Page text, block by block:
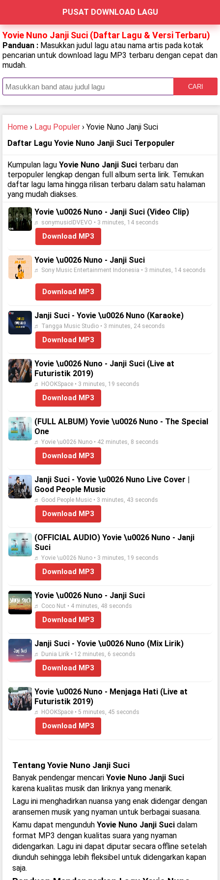
PUSAT DOWNLOAD LAGU
Yovie Nuno Janji Suci (Daftar Lagu & Versi Terbaru)
Panduan : Masukkan judul lagu atau nama artis pada kotak
pencarian untuk download lagu MP3 terbaru dengan cepat dan
mudah.
CARI
Home › Lagu Populer › Yovie Nuno Janji Suci
Daftar Lagu Yovie Nuno Janji Suci Terpopuler
Kumpulan lagu Yovie Nuno Janji Suci terbaru dan
terpopuler lengkap dengan full album serta lirik. Temukan
daftar lagu lama hingga rilisan terbaru dalam satu halaman
yang mudah diakses.
Yovie \u0026 Nuno - Janji Suci (Video Clip)
♬ sonymusicIDVEVO • 3 minutes, 14 seconds
Download MP3
Yovie \u0026 Nuno - Janji Suci
♬ Sony Music Entertainment Indonesia • 3 minutes, 14 seconds
Download MP3
Janji Suci - Yovie \u0026 Nuno (Karaoke)
♬ Tangga Music Studio • 3 minutes, 24 seconds
Download MP3
Yovie \u0026 Nuno - Janji Suci (Live at
Futuristik 2019)
♬ HOOKSpace • 3 minutes, 19 seconds
Download MP3
(FULL ALBUM) Yovie \u0026 Nuno - The Special
One
♬ Yovie \u0026 Nuno • 42 minutes, 8 seconds
Download MP3
Janji Suci - Yovie \u0026 Nuno Live Cover |
Good People Music
♬ Good People Music • 3 minutes, 43 seconds
Download MP3
(OFFICIAL AUDIO) Yovie \u0026 Nuno - Janji
Suci
♬ Yovie \u0026 Nuno • 3 minutes, 19 seconds
Download MP3
Yovie \u0026 Nuno - Janji Suci
♬ Coco Nut • 4 minutes, 48 seconds
Download MP3
Janji Suci - Yovie \u0026 Nuno (Mix Lirik)
♬ Dunia Lirik • 12 minutes, 6 seconds
Download MP3
Yovie \u0026 Nuno - Menjaga Hati (Live at
Futuristik 2019)
♬ HOOKSpace • 5 minutes, 45 seconds
Download MP3
Tentang Yovie Nuno Janji Suci
Banyak pendengar mencari Yovie Nuno Janji Suci
karena kualitas musik dan liriknya yang menarik.
Lagu ini menghadirkan nuansa yang enak didengar dengan
aransemen musik yang nyaman untuk berbagai suasana.
Kamu dapat mengunduh Yovie Nuno Janji Suci dalam
format MP3 dengan kualitas suara yang nyaman
didengarkan. Lagu ini dapat diputar secara offline setelah
diunduh sehingga lebih fleksibel untuk didengarkan kapan
saja.